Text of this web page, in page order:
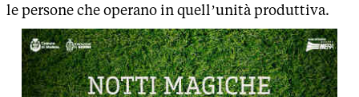
le persone che operano in quell’unità produttiva.